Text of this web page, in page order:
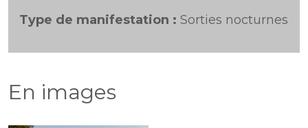
Type de manifestation : Sorties nocturnes
En images